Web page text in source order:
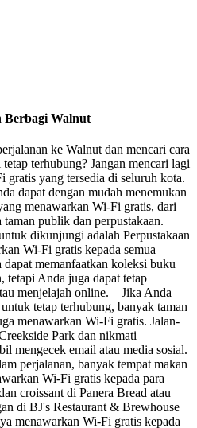
Berbagi Walnut
ke Walnut dan mencari cara
terhubung? Jangan mencari lagi
gratis yang tersedia di seluruh kota.
dapat dengan mudah menemukan
menawarkan Wi-Fi gratis, dari
publik dan perpustakaan.
dikunjungi adalah Perpustakaan
Wi-Fi gratis kepada semua
memanfaatkan koleksi buku
tetapi Anda juga dapat tetap
menjelajah online. Jika Anda
tetap terhubung, banyak taman
menawarkan Wi-Fi gratis. Jalan-
Park dan nikmati
mengecek email atau media sosial.
perjalanan, banyak tempat makan
Wi-Fi gratis kepada para
croissant di Panera Bread atau
di BJ's Restaurant & Brewhouse
menawarkan Wi-Fi gratis kepada